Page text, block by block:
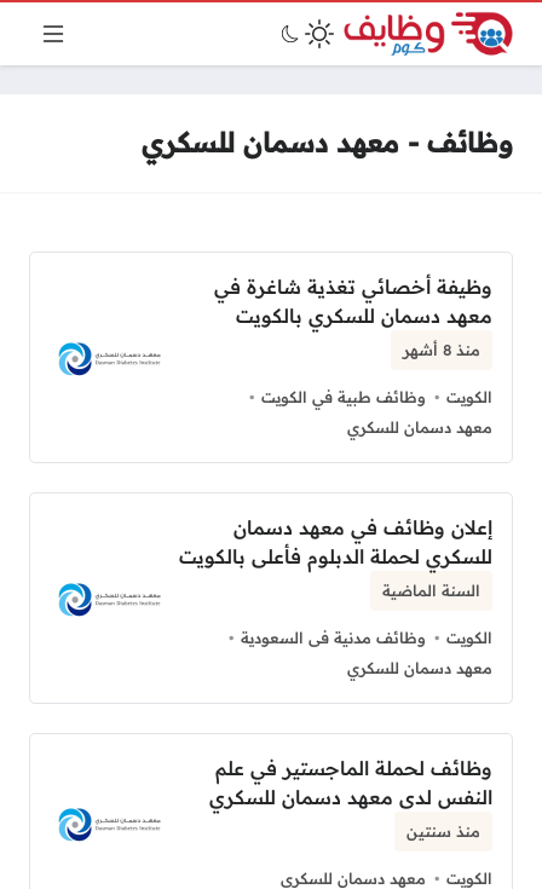
وظائف - معهد دسمان للسكري
وظيفة أخصائي تغذية شاغرة في
معهد دسمان للسكري بالكويت
منذ 8 أشهر
الكويت
وظائف طبية في الكويت
معهد دسمان للسكري
إعلان وظائف في معهد دسمان
للسكري لحملة الدبلوم فأعلى بالكويت
السنة الماضية
الكويت
وظائف مدنية فى السعودية
معهد دسمان للسكري
وظائف لحملة الماجستير في علم
النفس لدى معهد دسمان للسكري
منذ سنتين
الكويت معهد دسمان للسكري